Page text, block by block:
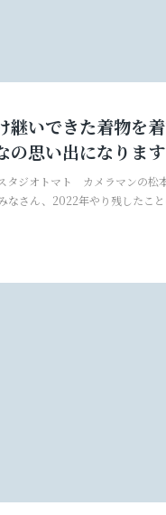
継いできた着物を
思い出になります
タジオトマト カメラマンの松
なさん、2022年やり残したこ